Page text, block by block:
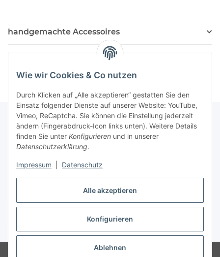
Alle akzeptieren
Konfigurieren
Ablehnen
Wie wir Cookies & Co nutzen
Durch Klicken auf „Alle akzeptieren“ gestatten Sie den
Einsatz folgender Dienste auf unserer Website: YouTube,
Vimeo, ReCaptcha. Sie können die Einstellung jederzeit
ändern (Fingerabdruck-Icon links unten). Weitere Details
finden Sie unter Konfigurieren und in unserer
Datenschutzerklärung.
Impressum Datenschutz
handgemachte Accessoires
Informationen
* Gemäß § 19 UStG wird keine Umsatzsteuer berechnet., zzgl.Versand